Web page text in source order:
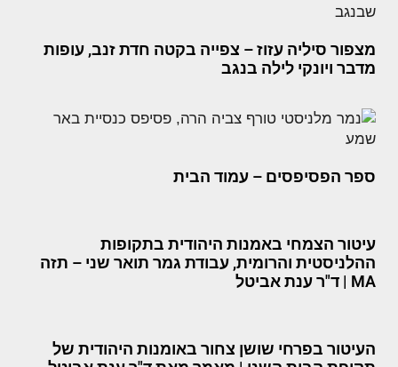
מצפור סיליה עזוז – צפייה בקטה חדת זנב, עופות
מדבר ויונקי לילה בנגב
ספר הפסיפסים – עמוד הבית
עיטור הצמחי באמנות היהודית בתקופות
ההלניסטית והרומית, עבודת גמר תואר שני – תזה
MA | ד"ר ענת אביטל
העיטור בפרחי שושן צחור באומנות היהודית של